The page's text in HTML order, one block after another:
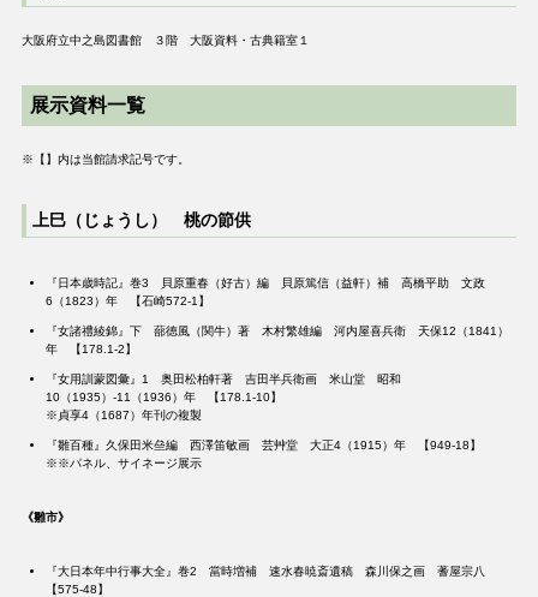
大阪府立中之島図書館 ３階 大阪資料・古典籍室１
展示資料一覧
※【】内は当館請求記号です。
上巳（じょうし） 桃の節供
『日本歳時記』巻3 貝原重春（好古）編 貝原篤信（益軒）補 高橋平助 文政
6（1823）年 【石崎572-1】
『女諸禮綾錦』下 蔀徳風（関牛）著 木村繁雄編 河内屋喜兵衛 天保12（1841）
年 【178.1-2】
『女用訓蒙図彙』1 奥田松柏軒著 吉田半兵衛画 米山堂 昭和
10（1935）-11（1936）年 【178.1-10】
※貞享4（1687）年刊の複製
『雛百種』久保田米亝編 西澤笛敏画 芸艸堂 大正4（1915）年 【949-18】
※※パネル、サイネージ展示
《雛市》
『大日本年中行事大全』巻2 當時増補 速水春暁斎遺稿 森川保之画 蓍屋宗八
【575-48】